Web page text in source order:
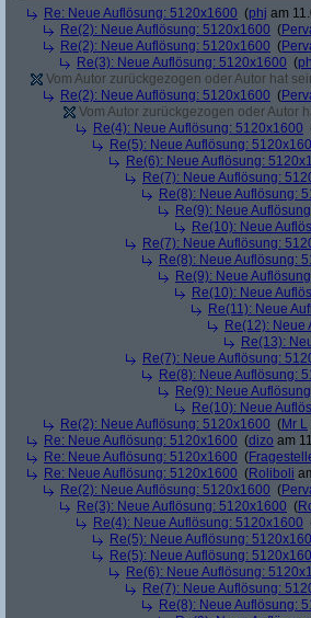
Re: Neue Auflösung: 5120x1600 (phj am
Re(2): Neue Auflösung: 5120x1600 (
Re(2): Neue Auflösung: 5120x1600 (
Re(3): Neue Auflösung: 5120x1600 (
Vom Autor zurückgezogen oder Autor hat
Re(2): Neue Auflösung: 5120x1600 (
Vom Autor zurückgezogen oder Autor
Re(4): Neue Auflösung: 5120x1600
Re(5): Neue Auflösung:
Re(6): Neue Auflösung:
Re(7): Neue Auflösung:
Re(8): Neue Auflösung:
Re(9): Neue
Re(10): Neue
Re(7): Neue Auflösung:
Re(8): Neue Auflösung:
Re(9): Neue
Re(10): Neue
Re(11): Neue
Re(12): Neue
Re(13):
Re(7): Neue Auflösung:
Re(8): Neue Auflösung:
Re(9): Neue
Re(10): Neue
Re(2): Neue Auflösung: 5120x1600 (Mr L
Re: Neue Auflösung: 5120x1600 (dizo am
Re: Neue Auflösung: 5120x1600 (
Re: Neue Auflösung: 5120x1600 (Roliboli
Re(2): Neue Auflösung: 5120x1600 (
Re(3): Neue Auflösung: 5120x1600 (
Re(4): Neue Auflösung: 5120x1600
Re(5): Neue Auflösung:
Re(5): Neue Auflösung:
Re(6): Neue Auflösung:
Re(7): Neue Auflösung:
Re(8): Neue Auflösung: